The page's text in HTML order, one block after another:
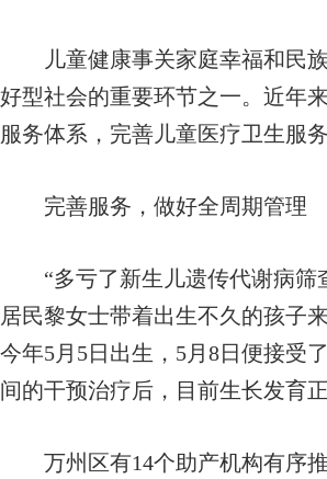
儿童健康事关家庭幸福和民族
好型社会的重要环节之一。近年
服务体系，完善儿童医疗卫生服
完善服务，做好全周期管理
“多亏了新生儿遗传代谢病筛
居民黎女士带着出生不久的孩子
今年5月5日出生，5月8日便接受
间的干预治疗后，目前生长发育正
万州区有14个助产机构有序推